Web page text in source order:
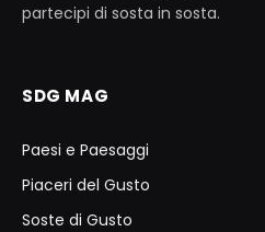
partecipi di sosta in sosta.
SDG MAG
Paesi e Paesaggi
Piaceri del Gusto
Soste di Gusto